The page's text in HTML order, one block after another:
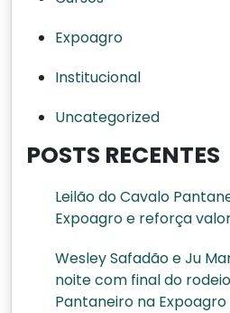
Expoagro
Institucional
Uncategorized
POSTS RECENTES
Leilão do Cavalo
Expoagro e reforça
Wesley Safadão e Ju
noite com final do
Pantaneiro na Expoagro